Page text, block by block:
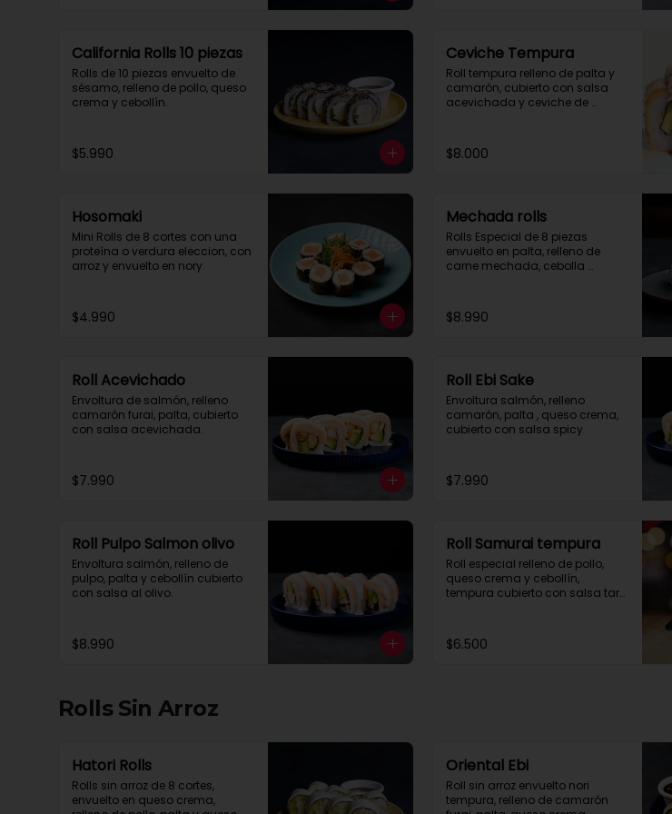
California Rolls 10 piezas
Rolls de 10 piezas envuelto de
sésamo, relleno de pollo, queso
crema y cebollín.
$5.990
Ceviche Tempura
Roll tempura relleno de palta y
camarón, cubierto con salsa
acevichada y ceviche de
$8.000
Hosomaki
Mini Rolls de 8 cortes con una
proteína o verdura eleccion, con
arroz y envuelto en nory.
$4.990
Mechada rolls
Rolls Especial de 8 piezas
envuelto en palta, relleno de
carne mechada, cebolla
$8.990
Roll Acevichado
Envoltura de salmón, relleno
camarón furai, palta, cubierto
con salsa acevichada.
$7.990
Roll Ebi Sake
Envoltura salmón, relleno
camarón, palta , queso crema,
cubierto con salsa spicy
$7.990
Roll Pulpo Salmon olivo
Envoltura salmón, relleno de
pulpo, palta y cebollín cubierto
con salsa al olivo.
$8.990
Roll Samurai tempura
Roll especial relleno de pollo,
queso crema y cebollín,
tempura cubierto con salsa tare
$6.500
Rolls Sin Arroz
Hatori Rolls
Rolls sin arroz de 8 cortes,
envuelto en queso crema,
Oriental Ebi
Roll sin arroz envuelto nori
tempura, relleno de camarón